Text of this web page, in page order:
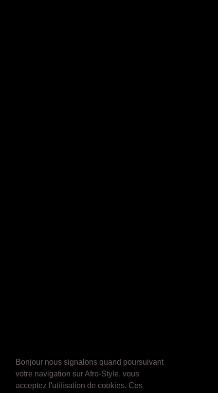
Bonjour nous signalons quand poursuivant
votre navigation sur Afro-Style, vous
acceptez l'utilisation de cookies. Ces